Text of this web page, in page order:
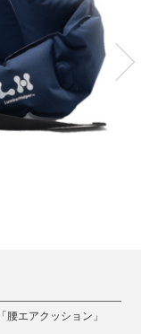
エアクッション」